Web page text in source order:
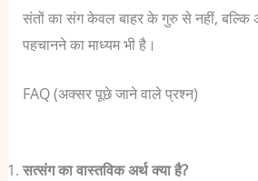
संतों का संग केवल बाहर के गुरु से नहीं,
पहचानने का माध्यम भी है।
FAQ (अक्सर पूछे जाने वाले प्रश्न)
सत्संग का वास्तविक अर्थ क्या है?